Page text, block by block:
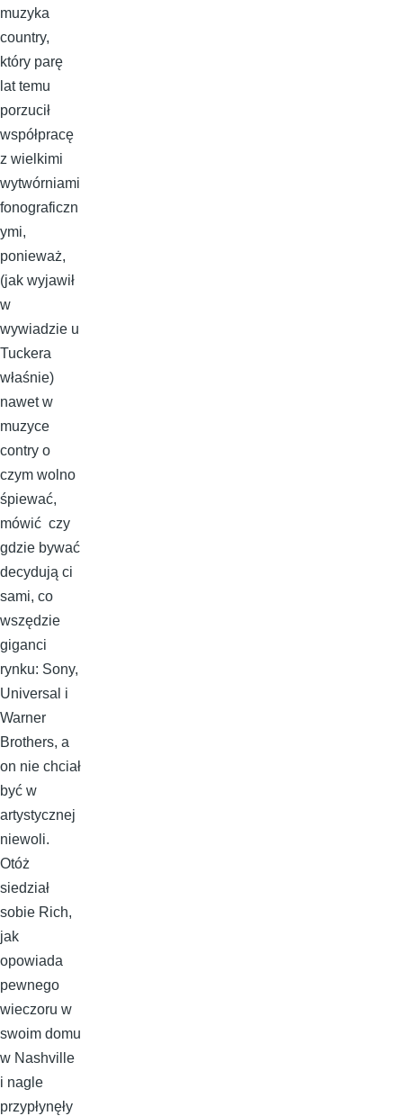
muzyka
country,
który parę
lat temu
porzucił
współpracę
z wielkimi
wytwórniami
fonograficzn
ymi,
ponieważ,
(jak wyjawił
w
wywiadzie u
Tuckera
właśnie)
nawet w
muzyce
contry o
czym wolno
śpiewać,
mówić czy
gdzie bywać
decydują ci
sami, co
wszędzie
giganci
rynku: Sony,
Universal i
Warner
Brothers, a
on nie chciał
być w
artystycznej
niewoli.
Otóż
siedział
sobie Rich,
jak
opowiada
pewnego
wieczoru w
swoim domu
w Nashville
i nagle
przypłynęły